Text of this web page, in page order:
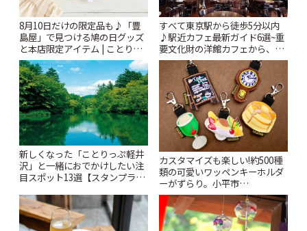
8月10日だけの限定品も♪「豊
島屋」で見つける鳩の日グッズ
と本店限定アイテム | ことりっ
ぷ
すべて東京駅から徒歩5分以内
♪駅近カフェ最新ガイド6選~重
要文化財の洋館カフェから、改
札すぐのレトロ喫茶まで~ | こと
りっぷ
新しくなった「ことりっぷ軽井
沢」と一緒におでかけしたい注
目スポット13選【スタンプラリ
カスタマイズも楽しい!約500種
類の可愛いワッペンキーホルダ
ーがずらり。小平市
「Kimamaya T&K」 | ことりっ
ぷ